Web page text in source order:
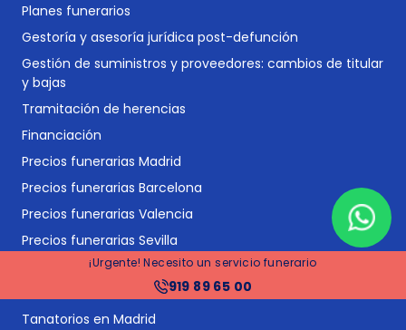
¡Urgente! Necesito un servicio funerario
919 89 65 00
Planes funerarios
Gestoría y asesoría jurídica post-defunción
Gestión de suministros y proveedores: cambios de titular
y bajas
Tramitación de herencias
Financiación
Precios funerarias Madrid
Precios funerarias Barcelona
Precios funerarias Valencia
Precios funerarias Sevilla
Tanatorios en España
Tanatorios en Barcelona
Tanatorios en Madrid